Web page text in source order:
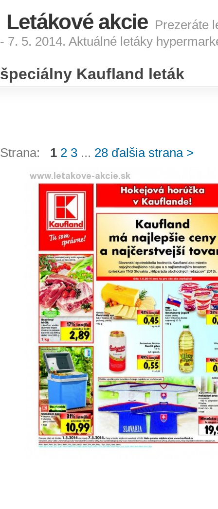
Letákové akcie Prezeráte
- 7. 5. 2014. Aktuálné letáky
špeciálny Kaufland leták
Strana: 1 2 3 ... 28 ďalšia strana >